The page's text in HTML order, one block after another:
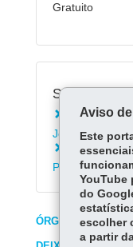
Gratuito
Serviços
Inscrever-
Jovens e
Matricular-
Paraná
ÓRGÃO
Aviso
Este
YouTube
do
escolher
a partir